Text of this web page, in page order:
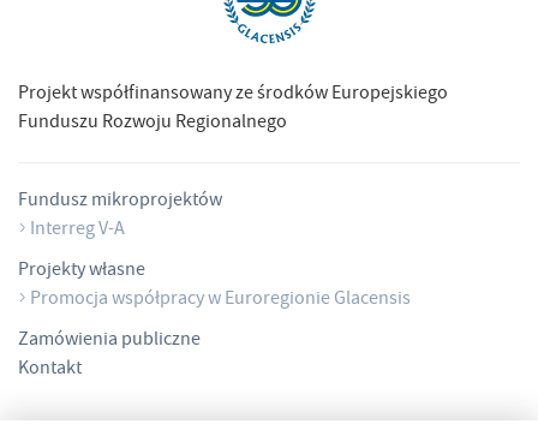
Projekt współfinansowany ze środków Europejskiego
Funduszu Rozwoju Regionalnego
Fundusz mikroprojektów
Interreg V-A
Projekty własne
Promocja współpracy w Euroregionie Glacensis
Zamówienia publiczne
Kontakt